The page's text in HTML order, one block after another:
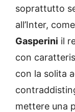
soprattutto
all’Inter,
Gasperini il
con
con la solita
mettere una